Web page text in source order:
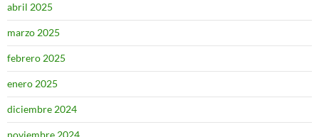
abril 2025
marzo 2025
febrero 2025
enero 2025
diciembre 2024
noviembre 2024